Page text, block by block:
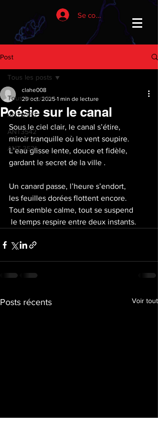
Se connecter
Post
Tous les posts
ANT6933
ANT3542
ANT 3531
Tous les posts
Poésie sur le canal
clahe008
29 oct. 2025 1 min de lecture
Sous le ciel clair, le canal s’étire,
miroir tranquille où le vent soupire.
L’eau glisse lente, douce et fidèle,
gardant le secret de la ville .
Un canard passe, l’heure s’endort,
les feuilles dorées flottent encore.
Tout semble calme, tout se suspend
le temps respire entre deux instants.
Posts récents Voir tout